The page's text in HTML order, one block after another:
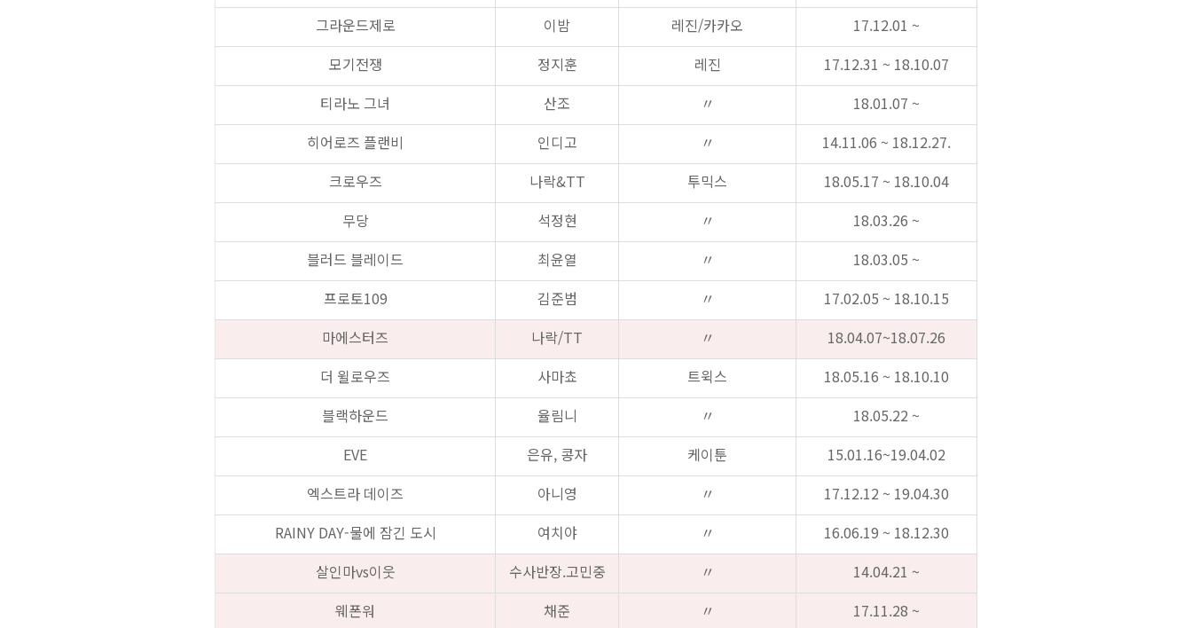
그라운드제로
이밤 레진/카카오
17.12.01 ~
모기전쟁
정지훈 레진
17.12.31 ~ 18.10.07
티라노 그녀
산조 〃
18.01.07 ~
히어로즈 플랜비
인디고 〃
14.11.06 ~ 18.12.27.
크로우즈
나락&TT 투믹스
18.05.17 ~ 18.10.04
무당
석정현 〃
18.03.26 ~
블러드 블레이드
최윤열 〃
18.03.05 ~
프로토109
김준범 〃
17.02.05 ~ 18.10.15
마에스터즈
나락/TT 〃
18.04.07~18.07.26
더 윌로우즈
사마쵸 트윅스
18.05.16 ~ 18.10.10
블랙하운드
율림니 〃
18.05.22 ~
EVE
은유, 콩자 케이툰
15.01.16~19.04.02
엑스트라 데이즈
아니영 〃
17.12.12 ~ 19.04.30
RAINY DAY-물에 잠긴 도시
여치야 〃
16.06.19 ~ 18.12.30
살인마vs이웃
수사반장.고민중 〃
14.04.21 ~
웨폰워
채준 〃 17.11.28 ~